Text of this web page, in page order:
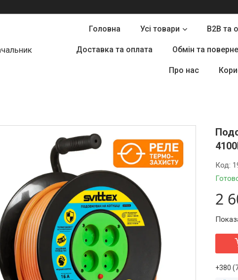
Головна Усі товари B2B та
Доставка та оплата Обмін та
Про нас
Код:
2
+380